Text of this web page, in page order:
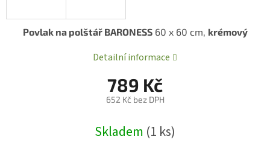
789 Kč
652 Kč bez DPH
cena:
Skladem (1 ks)
Povlak na polštář BARONESS60 x 60 cm, krémový
Detailní informace